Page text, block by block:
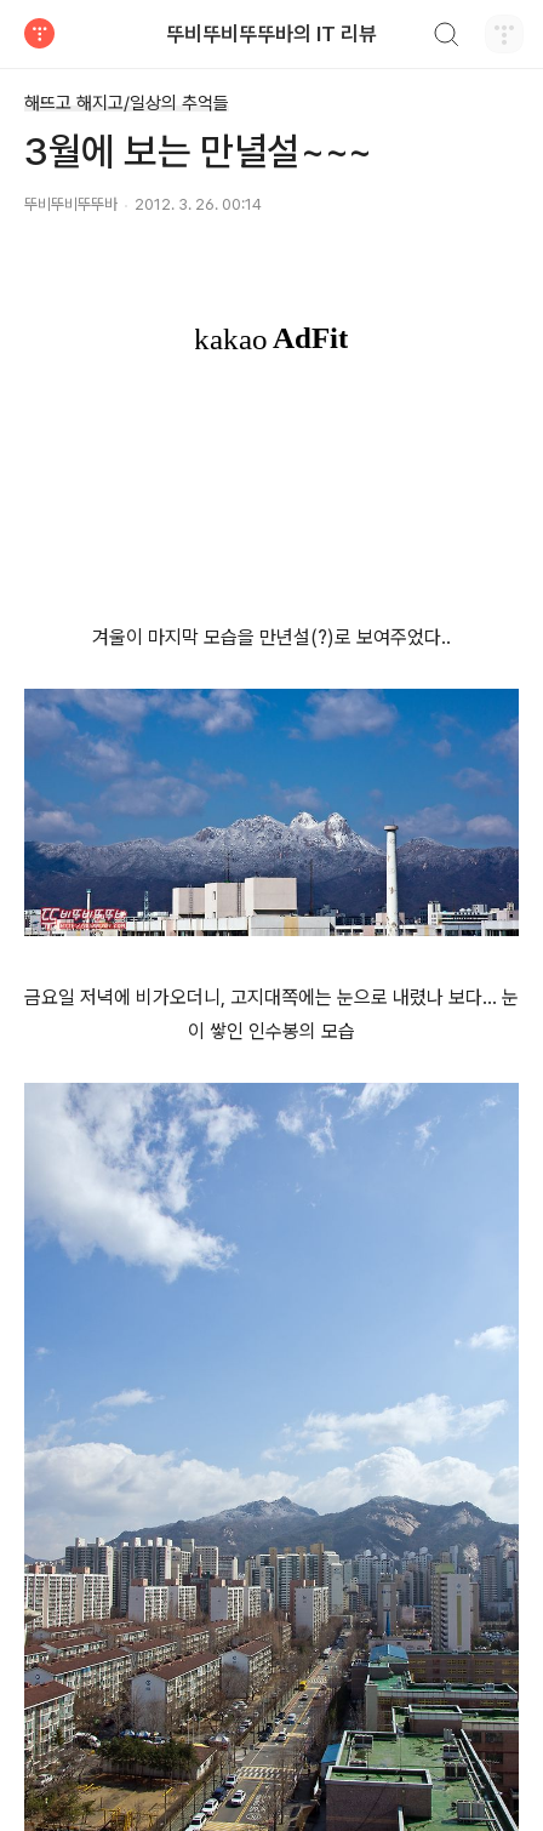
뚜비뚜비뚜뚜바의 IT 리뷰
해뜨고 해지고/일상의 추억들
3월에 보는 만녈설~~~
뚜비뚜비뚜뚜바 2012. 3. 26. 00:14
겨울이 마지막 모습을 만년설(?)로 보여주었다..
금요일 저녁에 비가오더니, 고지대쪽에는 눈으로 내렸나 보다... 눈
이 쌓인 인수봉의 모습